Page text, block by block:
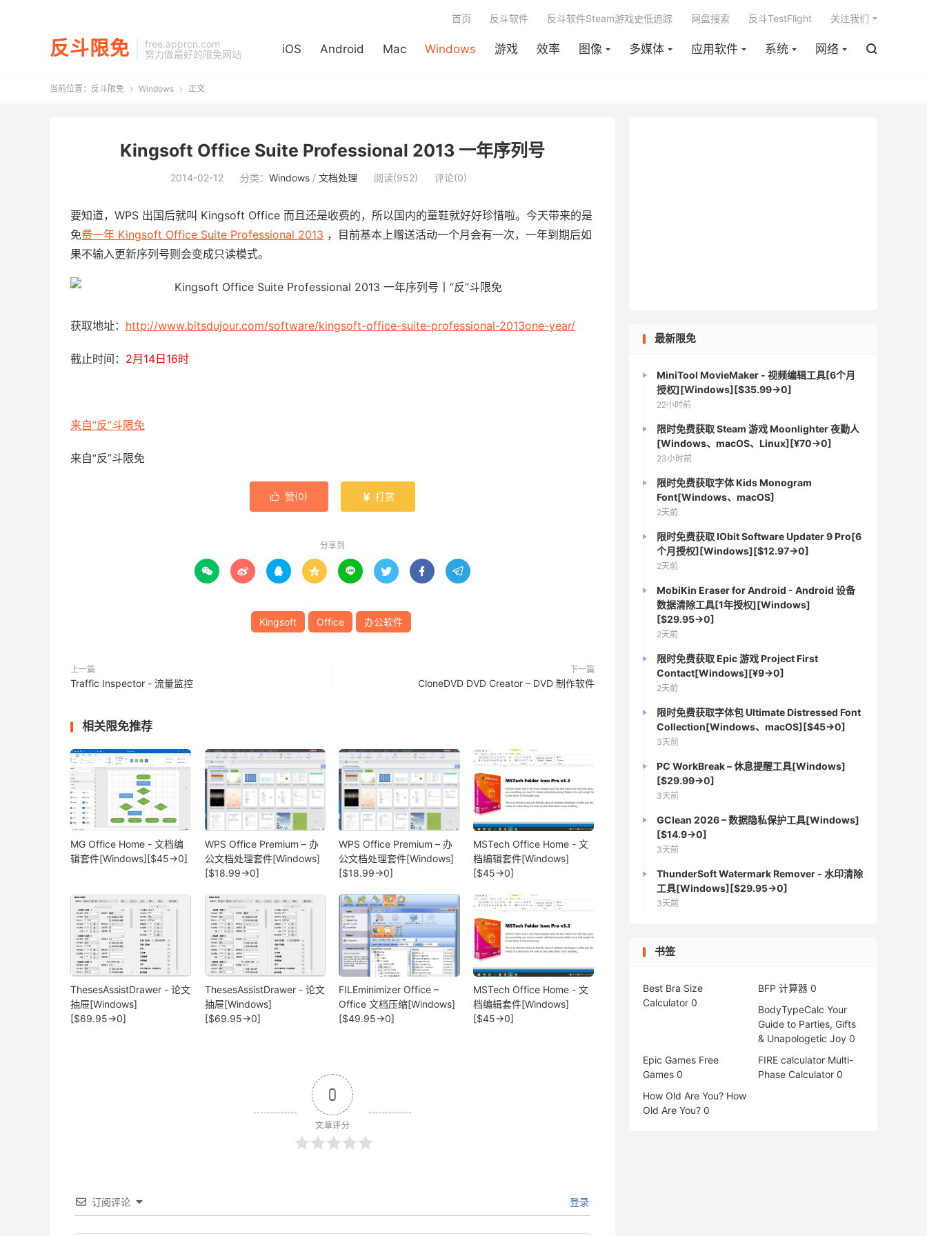
反斗限免
free.apprcn.com
努力做最好的限免网站
iOS Android Mac Windows 游戏 效率 图像 多媒体 应用软件 系统 网络 
首页 反斗软件 反斗软件Steam游戏史低追踪 网盘搜索 反斗TestFlight 关注我们
当前位置： 反斗限免  Windows  正文
Kingsoft Office Suite Professional 2013 一年序列号
2014-02-12 分类： Windows / 文档处理 阅读(952) 评论(0)
要知道，WPS 出国后就叫 Kingsoft Office 而且还是收费的，所以国内的童鞋就好好珍惜啦。今天带来的是
免费一年 Kingsoft Office Suite Professional 2013 ，目前基本上赠送活动一个月会有一次，一年到期后如
果不输入更新序列号则会变成只读模式。
获取地址： http://www.bitsdujour.com/software/kingsoft-office-suite-professional-2013one-year/
截止时间： 2月14日16时
来自“反”斗限免
来自“反”斗限免
 赞(0)  打赏
分享到
       
Kingsoft Office 办公软件
上一篇
Traffic Inspector - 流量监控
下一篇
CloneDVD DVD Creator – DVD 制作软件
相关限免推荐
MG Office Home - 文档编
辑套件[Windows][$45→0]
WPS Office Premium – 办
公文档处理套件[Windows]
[$18.99→0]
WPS Office Premium – 办
公文档处理套件[Windows]
[$18.99→0]
MSTech Office Home - 文
档编辑套件[Windows]
[$45→0]
ThesesAssistDrawer - 论文
抽屉[Windows]
[$69.95→0]
ThesesAssistDrawer - 论文
抽屉[Windows]
[$69.95→0]
FILEminimizer Office –
Office 文档压缩[Windows]
[$49.95→0]
MSTech Office Home - 文
档编辑套件[Windows]
[$45→0]
0
文章评分
订阅评论 登录
最新限免
MiniTool MovieMaker - 视频编辑工具[6个月
授权][Windows][$35.99→0]
22小时前
限时免费获取 Steam 游戏 Moonlighter 夜勤人
[Windows、macOS、Linux][¥70→0]
23小时前
限时免费获取字体 Kids Monogram
Font[Windows、macOS]
2天前
限时免费获取 IObit Software Updater 9 Pro[6
个月授权][Windows][$12.97→0]
2天前
MobiKin Eraser for Android - Android 设备
数据清除工具[1年授权][Windows]
[$29.95→0]
2天前
限时免费获取 Epic 游戏 Project First
Contact[Windows][¥9→0]
2天前
限时免费获取字体包 Ultimate Distressed Font
Collection[Windows、macOS][$45→0]
3天前
PC WorkBreak – 休息提醒工具[Windows]
[$29.99→0]
3天前
GClean 2026 – 数据隐私保护工具[Windows]
[$14.9→0]
3天前
ThunderSoft Watermark Remover - 水印清除
工具[Windows][$29.95→0]
3天前
书签
Best Bra Size
Calculator 0
BFP 计算器 0
BodyTypeCalc Your
Guide to Parties, Gifts
& Unapologetic Joy 0
Epic Games Free
Games 0
FIRE calculator Multi-
Phase Calculator 0
How Old Are You? How
Old Are You? 0